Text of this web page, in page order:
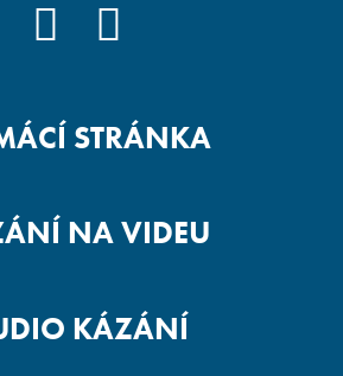
STRÁNKA
NA VIDEU
KÁZÁNÍ